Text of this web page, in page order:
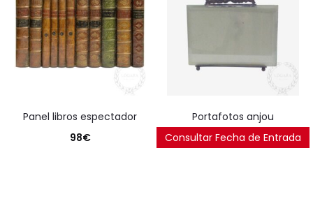
panel libros espectador
98€
portafotos anjou
40€
Consultar Fecha de Entrada